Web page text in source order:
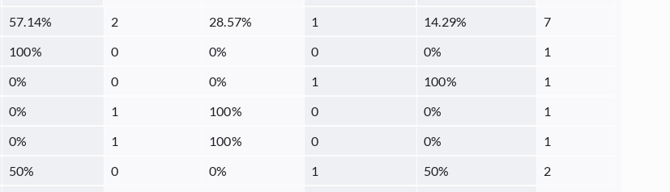
57.14% 2 28.57% 1 14.29%
7
100% 0 0% 0 0%
1
0% 0 0% 1 100%
1
0% 1 100% 0 0%
1
0% 1 100% 0 0%
1
50% 0 0% 1 50%
2